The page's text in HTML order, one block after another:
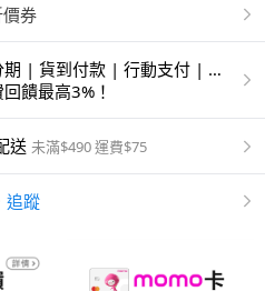
券
| 貨到付款 | 行動支付 | 超
銀聯卡
饋最高3%！
送 未滿$490 運費$75
追蹤